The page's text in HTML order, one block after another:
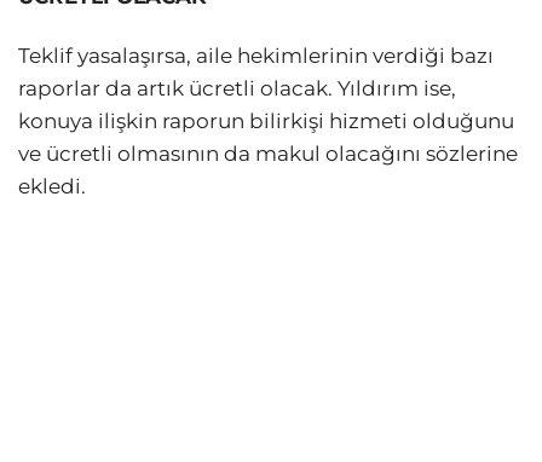
Teklif yasalaşırsa, aile hekimlerinin verdiği bazı
raporlar da artık ücretli olacak. Yıldırım ise,
konuya ilişkin raporun bilirkişi hizmeti olduğunu
ve ücretli olmasının da makul olacağını sözlerine
ekledi.